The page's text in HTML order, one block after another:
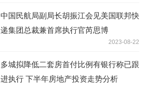
中国民航局副局长胡振江会见美国联邦快
递集团总裁兼首席执行官芮思博
2023-08-22
多城拟降低二套房首付比例有银行称已跟
进执行 下半年房地产投资走势分析